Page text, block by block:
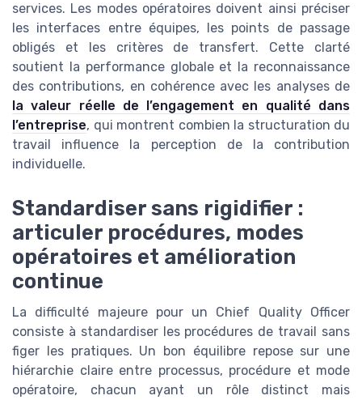
services. Les modes opératoires doivent ainsi préciser
les interfaces entre équipes, les points de passage
obligés et les critères de transfert. Cette clarté
soutient la performance globale et la reconnaissance
des contributions, en cohérence avec les analyses de
la valeur réelle de l’engagement en qualité dans
l’entreprise, qui montrent combien la structuration du
travail influence la perception de la contribution
individuelle.
Standardiser sans rigidifier :
articuler procédures, modes
opératoires et amélioration
continue
La difficulté majeure pour un Chief Quality Officer
consiste à standardiser les procédures de travail sans
figer les pratiques. Un bon équilibre repose sur une
hiérarchie claire entre processus, procédure et mode
opératoire, chacun ayant un rôle distinct mais